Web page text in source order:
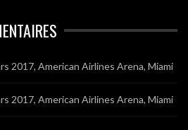
2017, American Airlines Arena, Miami
2017, American Airlines Arena, Miami